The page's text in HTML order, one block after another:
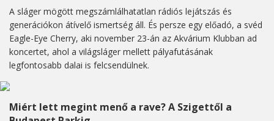
A sláger mögött megszámlálhatatlan rádiós lejátszás és
generációkon átívelő ismertség áll. És persze egy előadó, a svéd
Eagle-Eye Cherry, aki november 23-án az Akvárium Klubban ad
koncertet, ahol a világsláger mellett pályafutásának
legfontosabb dalai is felcsendülnek.
Miért lett megint menő a rave? A Szigettől a